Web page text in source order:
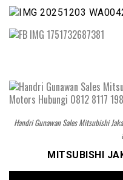
Handri Gunawan Sales Mitsubishi
MITSUBISHI